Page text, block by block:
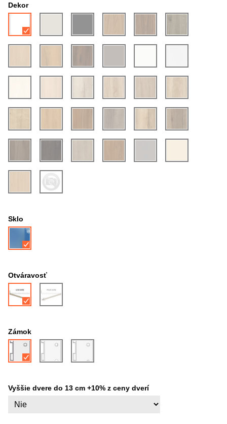
Dekor
Sklo
Otváravosť
Zámok
Vyššie dvere do 13 cm +10% z ceny dverí